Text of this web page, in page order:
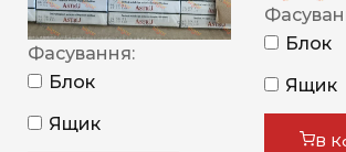
Фасування:
Блок
Ящик
Блок
Ящик
В